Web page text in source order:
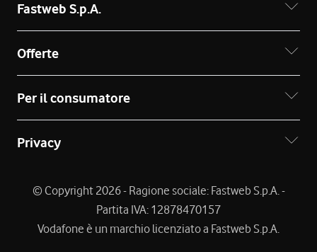
Fastweb S.p.A.
Offerte
Per il consumatore
Privacy
© Copyright 2026 - Ragione sociale: Fastweb S.p.A. -
Partita IVA: 12878470157
Vodafone è un marchio licenziato a Fastweb S.p.A.